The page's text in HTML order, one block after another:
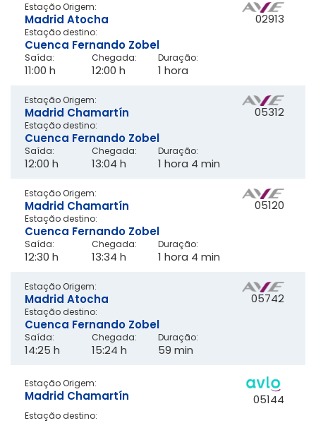
02913
Saída:
11:00 h
Chegada:
12:00 h
Duração:
1 hora
Estação Origem:
Madrid Atocha
Estação destino:
Cuenca Fernando Zobel
05312
Saída:
12:00 h
Chegada:
13:04 h
Duração:
1 hora 4 min
Estação Origem:
Madrid Chamartín
Estação destino:
Cuenca Fernando Zobel
05120
Saída:
12:30 h
Chegada:
13:34 h
Duração:
1 hora 4 min
Estação Origem:
Madrid Chamartín
Estação destino:
Cuenca Fernando Zobel
05742
Saída:
14:25 h
Chegada:
15:24 h
Duração:
59 min
Estação Origem:
Madrid Atocha
Estação destino:
Cuenca Fernando Zobel
05144
Estação Origem:
Madrid Chamartín
Estação destino: